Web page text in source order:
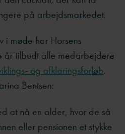
på arbejdsmarkedet.
i møde har Horsens
år tilbudt alle medarbejdere
og afklaringsforløb.
Bentsen:
at nå en alder, hvor de så
eller pensionen et stykke